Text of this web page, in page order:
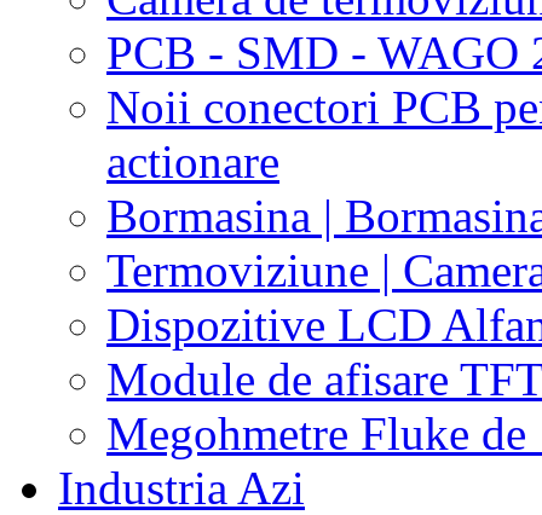
PCB - SMD - WAGO
Noii conectori PCB
actionare
Bormasina |
Termoviziune |
Dispozitive LCD
Module de afisare
Megohmetre Fluke
Industria Azi